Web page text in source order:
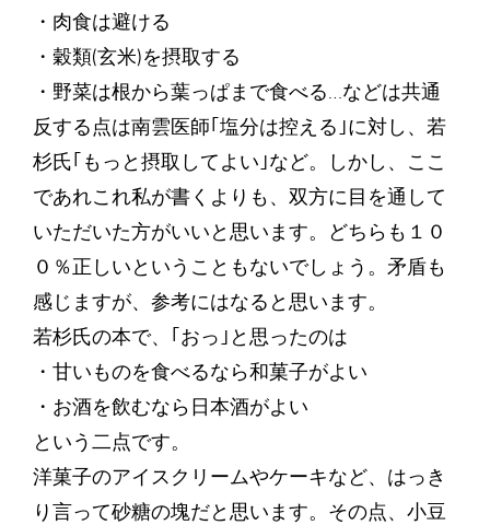
・肉食は避ける
・穀類(玄米)を摂取する
・野菜は根から葉っぱまで食べる…などは共通
反する点は南雲医師｢塩分は控える｣に対し、若
杉氏｢もっと摂取してよい｣など。しかし、ここ
であれこれ私が書くよりも、双方に目を通して
いただいた方がいいと思います。どちらも１０
０％正しいということもないでしょう。矛盾も
感じますが、参考にはなると思います。
若杉氏の本で、｢おっ｣と思ったのは
・甘いものを食べるなら和菓子がよい
・お酒を飲むなら日本酒がよい
という二点です。
洋菓子のアイスクリームやケーキなど、はっき
り言って砂糖の塊だと思います。その点、小豆